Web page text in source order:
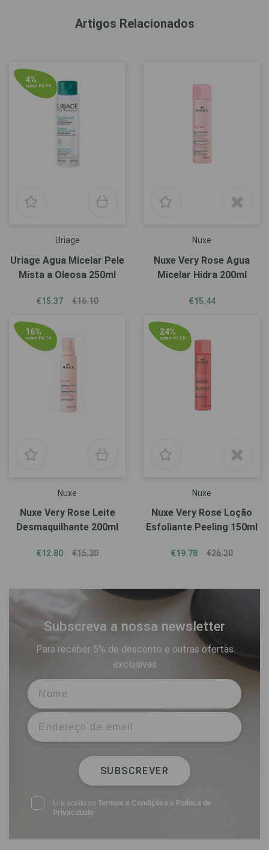
Artigos Relacionados
4%
sobre P.V.P.R
Uriage
Uriage Agua Micelar Pele
Mista a Oleosa 250ml
€15.37 €16.10
Nuxe
Nuxe Very Rose Agua
Micelar Hidra 200ml
€15.44
16%
sobre P.V.P.R
Nuxe
Nuxe Very Rose Leite
Desmaquilhante 200ml
€12.80 €15.30
24%
sobre P.V.P.R
Nuxe
Nuxe Very Rose Loção
Esfoliante Peeling 150ml
€19.78 €26.20
Subscreva a nossa newsletter
Para receber 5% de desconto e outras ofertas
exclusivas
SUBSCREVER
Li e aceito osTermos e Condições e Política de
Privacidade